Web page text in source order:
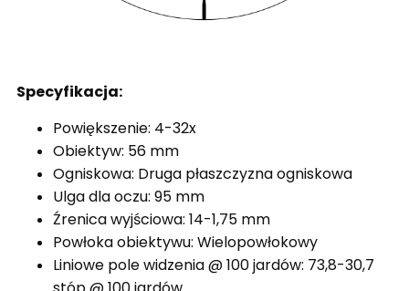
Specyfikacja:
Powiększenie: 4-32x
Obiektyw: 56 mm
Ogniskowa: Druga płaszczyzna ogniskowa
Ulga dla oczu: 95 mm
Źrenica wyjściowa: 14-1,75 mm
Powłoka obiektywu: Wielopowłokowy
Liniowe pole widzenia @ 100 jardów: 73,8-30,7